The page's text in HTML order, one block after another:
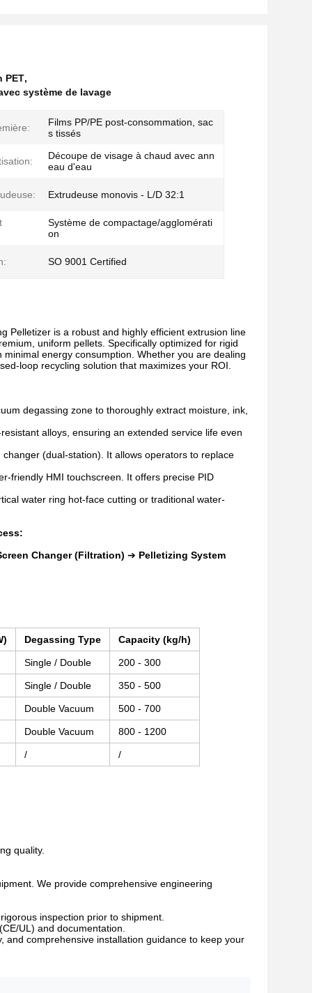
PET,
système de lavage
Films PP/PE post-consommation, sac
s tissés
Découpe de visage à chaud avec ann
eau d'eau
Extrudeuse monovis - L/D 32:1
Système de compactage/agglomérati
on
SO 9001 Certified
Pelletizer is a robust and highly efficient extrusion line
uniform pellets. Specifically optimized for rigid
minimal energy consumption. Whether you are dealing
loop recycling solution that maximizes your ROI.
degassing zone to thoroughly extract moisture, ink,
alloys, ensuring an extended service life even
(dual-station). It allows operators to replace
friendly HMI touchscreen. It offers precise PID
water ring hot-face cutting or traditional water-
Changer (Filtration) ➔ Pelletizing System
Degassing Type Capacity (kg/h)
Single / Double 200 - 300
Single / Double 350 - 500
Double Vacuum 500 - 700
Double Vacuum 800 - 1200
/ /
quality.
We provide comprehensive engineering
inspection prior to shipment.
UL) and documentation.
and comprehensive installation guidance to keep your